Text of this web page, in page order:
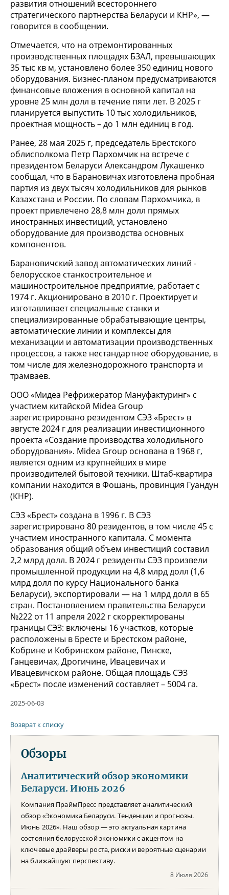
развития отношений всестороннего
стратегического партнерства Беларуси и КНР», —
говорится в сообщении.
Отмечается, что на отремонтированных
производственных площадях БЗАЛ, превышающих
35 тыс кв м, установлено более 350 единиц нового
оборудования. Бизнес-планом предусматриваются
финансовые вложения в основной капитал на
уровне 25 млн долл в течение пяти лет. В 2025 г
планируется выпустить 10 тыс холодильников,
проектная мощность – до 1 млн единиц в год.
Ранее, 28 мая 2025 г, председатель Брестского
облисполкома Петр Пархомчик на встрече с
президентом Беларуси Александром Лукашенко
сообщал, что в Барановичах изготовлена пробная
партия из двух тысяч холодильников для рынков
Казахстана и России. По словам Пархомчика, в
проект привлечено 28,8 млн долл прямых
иностранных инвестиций, установлено
оборудование для производства основных
компонентов.
Барановичский завод автоматических линий -
белорусское станкостроительное и
машиностроительное предприятие, работает с
1974 г. Акционировано в 2010 г. Проектирует и
изготавливает специальные станки и
специализированные обрабатывающие центры,
автоматические линии и комплексы для
механизации и автоматизации производственных
процессов, а также нестандартное оборудование, в
том числе для железнодорожного транспорта и
трамваев.
ООО «Мидеа Рефрижератор Мануфактуринг» с
участием китайской Midea Group
зарегистрировано резидентом СЭЗ «Брест» в
августе 2024 г для реализации инвестиционного
проекта «Создание производства холодильного
оборудования». Midea Group основана в 1968 г,
является одним из крупнейших в мире
производителей бытовой техники. Штаб-квартира
компании находится в Фошань, провинция Гуандун
(КНР).
СЭЗ «Брест» создана в 1996 г. В СЭЗ
зарегистрировано 80 резидентов, в том числе 45 с
участием иностранного капитала. С момента
образования общий объем инвестиций составил
2,2 млрд долл. В 2024 г резиденты СЭЗ произвели
промышленной продукции на 4,8 млрд долл (1,6
млрд долл по курсу Национального банка
Беларуси), экспортировали — на 1 млрд долл в 65
стран. Постановлением правительства Беларуси
№222 от 11 апреля 2022 г скорректированы
границы СЭЗ: включены 16 участков, которые
расположены в Бресте и Брестском районе,
Кобрине и Кобринском районе, Пинске,
Ганцевичах, Дрогичине, Ивацевичах и
Ивацевичском районе. Общая площадь СЭЗ
«Брест» после изменений составляет – 5004 га.
2025-06-03
Возврат к списку
Обзоры
Аналитический обзор экономики
Беларуси. Июнь 2026
Компания ПраймПресс представляет аналитический
обзор «Экономика Беларуси. Тенденции и прогнозы.
Июнь 2026». Наш обзор — это актуальная картина
состояния белорусской экономики с акцентом на
ключевые драйверы роста, риски и вероятные сценарии
на ближайшую перспективу.
8 Июля 2026